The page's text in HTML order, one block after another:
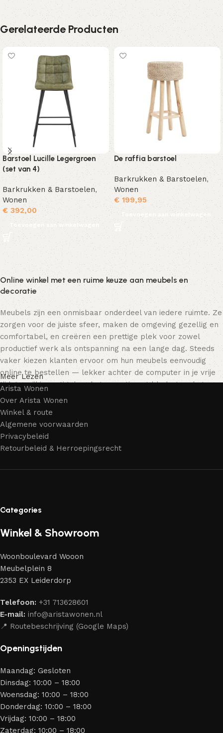
Gerelateerde Producten
Barstoel Lucille Legergroen
(set van 4)
Barkrukken & Barstoelen,
Wonen
€ 392,00
Toevoegen aan winkelwagen
De raffia barstoel
Barkrukken & Barstoelen,
Wonen
€ 199,95
Toevoegen aan winkelwagen
Online winkel met een ruime keuze aan meubels en
decoratie
Meubels zijn een onmisbaar onderdeel van iedere ruimte. Ze
zorgen voor de juiste sfeer, maken de omgeving gezellig en
comfortabel, en creëren een prettige plek voor zowel
productief werk als ontspanning na een lange dag. Steeds
vaker kiezen klanten ervoor om hun meubels eenvoudig
online te bestellen — lekker achter de computer in je vrije
tijd, terwijl je rustig door het assortiment bladert en het
meubelstuk kiest dat bij je past. Onze online winkel biedt
een uitgebreide catalogus met meubels voor zowel thuis als
kantoor.
Meubelproductie is een moderne vorm van kunst
liefhebbers van kwaliteit en schoonheid. Wij hebben voor jou
meubelmakers die elegantie, kwaliteit en functionaliteit
Ons assortiment bestaat uit producten van betrouwbare
merken die al jarenlang hun vakmanschap en eerlijkheid
bewijzen. Al onze leveranciers garanderen meubels van
aantrekkelijk design en optimale veiligheid — zodat je
jarenlang kunt genieten van jouw interieur.
Meer Lezen
Arista Wonen
Over Arista Wonen
Winkel & route
Algemene voorwaarden
Privacybeleid
Retourbeleid & Herroepingsrecht
Categories
Winkel & Showroom
Woonboulevard Wooon
Meubelplein 8
2353 EX Leiderdorp
Telefoon: +31 713628601
E-mail: info@aristawonen.nl
📍 Routebeschrijving (Google Maps)
Openingstijden
Maandag: Gesloten
Dinsdag: 10:00 – 18:00
Woensdag: 10:00 – 18:00
Donderdag: 10:00 – 18:00
Vrijdag: 10:00 – 18:00
Zaterdag: 10:00 – 18:00